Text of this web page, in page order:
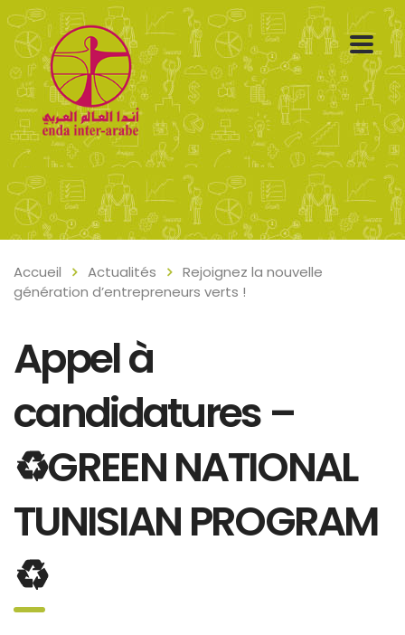
Accueil Actualités
Rejoignez la nouvelle
génération d’entrepreneurs verts !
Appel à
candidatures –
♻GREEN NATIONAL
TUNISIAN PROGRAM
♻